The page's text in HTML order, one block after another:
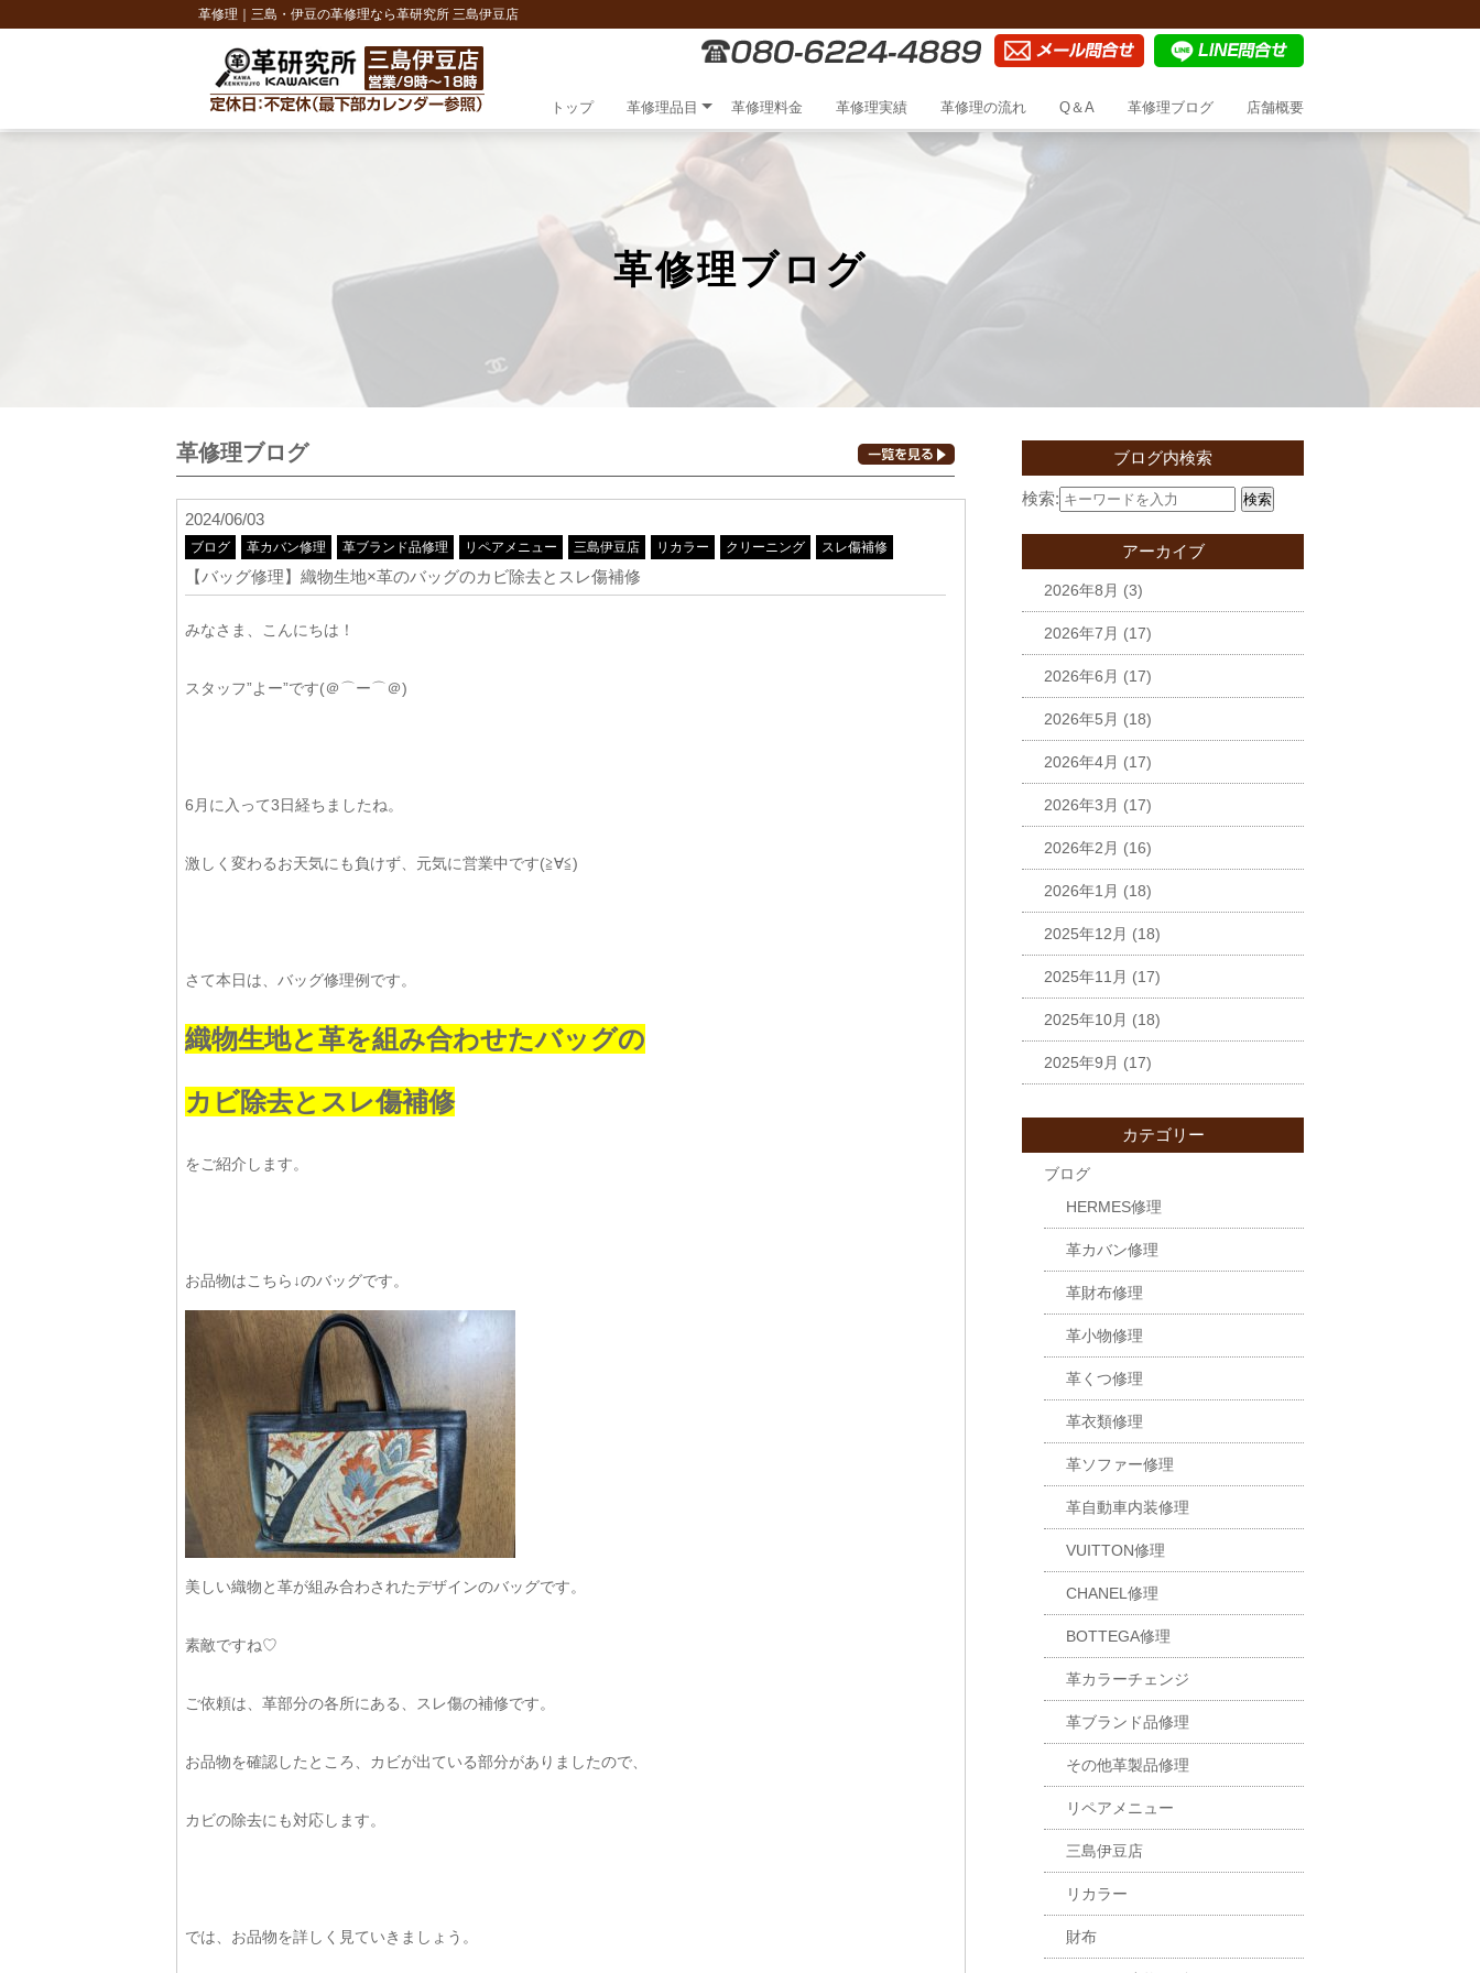
革修理｜三島・伊豆の革修理なら革研究所 三島伊豆店
トップ 革修理品目 革修理料金 革修理実績 革修理の流れ Q＆A 革修理ブログ 店舗概要
革修理ブログ
革修理ブログ
2024/06/03
ブログ 革カバン修理 革ブランド品修理 リペアメニュー 三島伊豆店 リカラー クリーニング スレ傷補修
【バッグ修理】織物生地×革のバッグのカビ除去とスレ傷補修
みなさま、こんにちは！
スタッフ”よー”です(＠⌒ー⌒＠)
6月に入って3日経ちましたね。
激しく変わるお天気にも負けず、元気に営業中です(≧∀≦)ゞ
さて本日は、バッグ修理例です。
織物生地と革を組み合わせたバッグの
カビ除去とスレ傷補修
をご紹介します。
お品物はこちら↓のバッグです。
美しい織物と革が組み合わされたデザインのバッグです。
素敵ですね♡
ご依頼は、革部分の各所にある、スレ傷の補修です。
お品物を確認したところ、カビが出ている部分がありましたので、
カビの除去にも対応します。
では、お品物を詳しく見ていきましょう。
ブログ内検索
検索: 検索
アーカイブ
2026年8月 (3)
2026年7月 (17)
2026年6月 (17)
2026年5月 (18)
2026年4月 (17)
2026年3月 (17)
2026年2月 (16)
2026年1月 (18)
2025年12月 (18)
2025年11月 (17)
2025年10月 (18)
2025年9月 (17)
カテゴリー
ブログ
HERMES修理
革カバン修理
革財布修理
革小物修理
革くつ修理
革衣類修理
革ソファー修理
革自動車内装修理
VUITTON修理
CHANEL修理
BOTTEGA修理
革カラーチェンジ
革ブランド品修理
その他革製品修理
リペアメニュー
三島伊豆店
リカラー
財布